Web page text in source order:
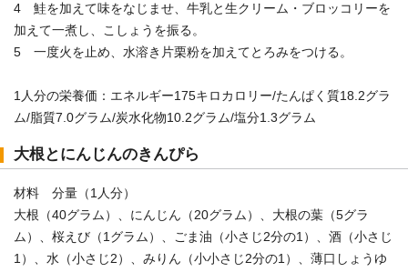
4 鮭を加えて味をなじませ、牛乳と生クリーム・ブロッコリーを
加えて一煮し、こしょうを振る。
5 一度火を止め、水溶き片栗粉を加えてとろみをつける。
1人分の栄養価：エネルギー175キロカロリー/たんぱく質18.2グラ
ム/脂質7.0グラム/炭水化物10.2グラム/塩分1.3グラム
大根とにんじんのきんぴら
材料 分量（1人分）
大根（40グラム）、にんじん（20グラム）、大根の葉（5グラ
ム）、桜えび（1グラム）、ごま油（小さじ2分の1）、酒（小さじ
1）、水（小さじ2）、みりん（小小さじ2分の1）、薄口しょうゆ